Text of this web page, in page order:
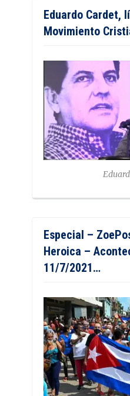
Eduardo Cardet,
Movimiento
Especial –
Heroica –
11/7/2021…